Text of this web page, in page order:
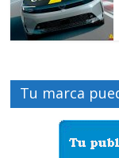
Tu marca